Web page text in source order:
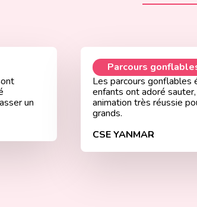
un
Parcours
Les parcours gonflables
enfants ont adoré
animation très réussie
grands.
CSE YANMAR